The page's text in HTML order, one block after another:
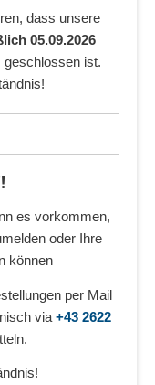
dass unsere
05.09.2026
geschlossen ist.
es vorkommen,
oder Ihre
können
per Mail
via +43 2622